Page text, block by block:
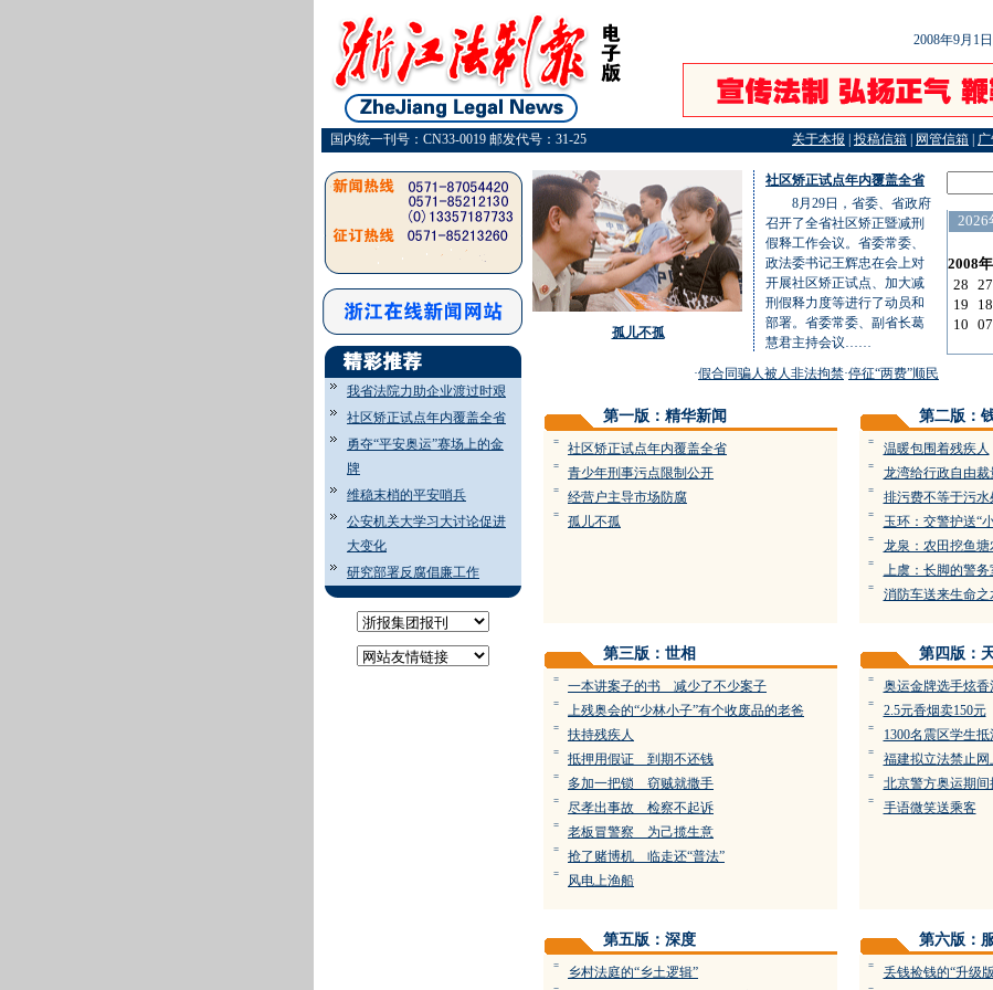
2008年9月1
国内统一刊号：CN33-0019 邮发代号：31-25 关于本报 投稿信箱 网管信箱
我省法院力助企业渡过时艰
社区矫正试点年内覆盖全省
勇夺“平安奥运”赛场上的金
牌
维稳末梢的平安哨兵
公安机关大学习大讨论促进
大变化
研究部署反腐倡廉工作
孤儿不孤
社区矫正试点年内覆盖全省
8月29日，省委、省政府
召开了全省社区矫正暨减刑
假释工作会议。省委常委、
政法委书记王辉忠在会上对
开展社区矫正试点、加大减
刑假释力度等进行了动员和
部署。省委常委、副省长葛
慧君主持会议……
假合同骗人被人非法拘禁·停征“两费”顺民意得民心
第一版：精华新闻
= 社区矫正试点年内覆盖全省
= 青少年刑事污点限制公开
= 经营户主导市场防腐
= 孤儿不孤
第二版：
= 温暖包围着残疾人
= 龙湾给行政自由裁
= 排污费不等于污水
= 玉环：交警护送“
= 龙泉：农田挖鱼塘
= 上虞：长脚的警务
= 消防车送来生命之
第三版：世相
= 一本讲案子的书 减少了不少案子
= 上残奥会的“少林小子”有个收废品的老爸
= 扶持残疾人
= 抵押用假证 到期不还钱
= 多加一把锁 窃贼就撒手
= 尽孝出事故 检察不起诉
= 老板冒警察 为己揽生意
= 抢了赌博机 临走还“普法”
= 风电上渔船
第四版：
= 奥运金牌选手炫香
= 2.5元香烟卖150元
= 1300名震区学生
= 福建拟立法禁止网
= 北京警方奥运期
= 手语微笑送乘客
第五版：深度
= 乡村法庭的“乡土逻辑”
第六版：
= 丢钱捡钱的“升级